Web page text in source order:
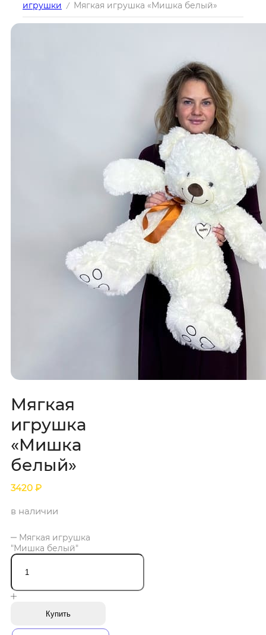
игрушки / Мягкая игрушка «Мишка белый»
Мягкая
игрушка
«Мишка
белый»
3420 ₽
в наличии
Мягкая игрушка
"Мишка белый"
Купить